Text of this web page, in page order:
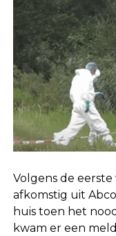
Volgens de
afkomstig uit
huis toen het
kwam er een